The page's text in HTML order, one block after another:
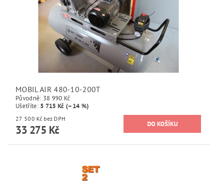
MOBIL AIR 480-10-200T
Původně: 38 990 Kč
Ušetříte: 5 715 Kč (–14 %)
27 500 Kč bez DPH
33 275 Kč